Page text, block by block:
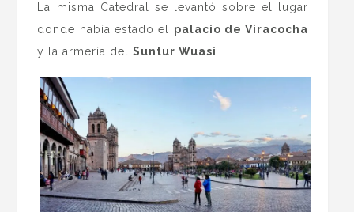
La misma Catedral se levantó sobre el lugar
donde había estado el palacio de Viracocha
y la armería delSuntur Wuasi